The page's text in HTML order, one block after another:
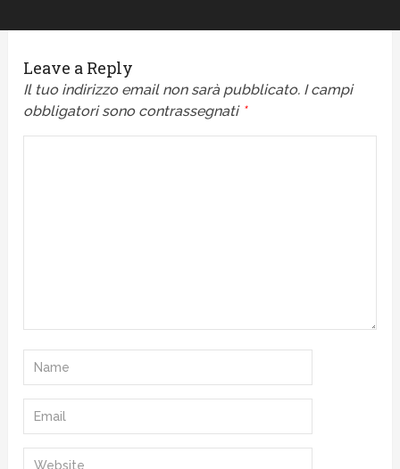
Leave a Reply
Il tuo indirizzo email non sarà pubblicato. I campi
obbligatori sono contrassegnati *